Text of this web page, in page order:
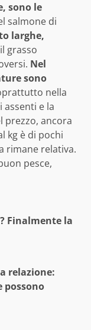
sono le
salmone di
larghe,
grasso
Nel
sono
nella
assenti e la
prezzo, ancora
kg è di pochi
rimane relativa.
pesce,
Finalmente la
relazione:
possono